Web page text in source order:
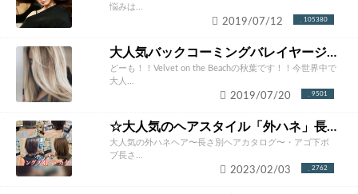
悩みは...
105380
2019/07/12
大人気バックコーミングバレイヤージュカラー完全攻略。やりたくなること間違いなし！！
どーも！！Velvet on the Beachの秋葉です！！今世界中で
大人...
9501
2019/07/20
☆大人気のヘアスタイル「外ハネ」長さ別ヘアカタログ☆
大人気の外ハネヘア〜長さ別ヘアカタログ〜・アゴ下ボ
ブ長さ...
2762
2023/02/03